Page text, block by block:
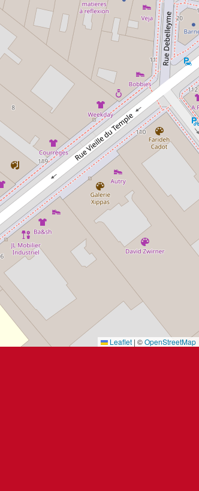
Leaflet | ©OpenStreetMap